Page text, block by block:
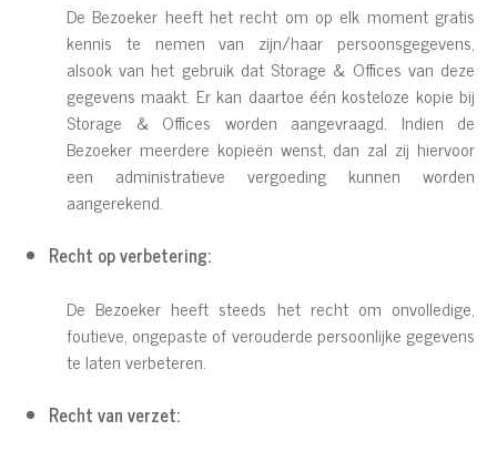
De Bezoeker heeft het recht om op elk moment gratis
kennis te nemen van zijn/haar persoonsgegevens,
alsook van het gebruik dat Storage & Offices van deze
gegevens maakt. Er kan daartoe één kosteloze kopie bij
Storage & Offices worden aangevraagd. Indien de
Bezoeker meerdere kopieën wenst, dan zal zij hiervoor
een administratieve vergoeding kunnen worden
aangerekend.
Recht op verbetering:
De Bezoeker heeft steeds het recht om onvolledige,
foutieve, ongepaste of verouderde persoonlijke gegevens
te laten verbeteren.
Recht van verzet: